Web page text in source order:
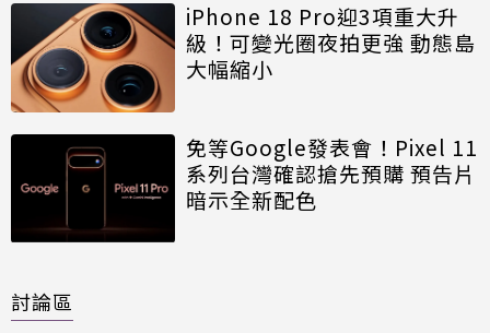
iPhone 18 Pro迎3項重大升
級！可變光圈夜拍更強 動態島
大幅縮小
免等Google發表會！Pixel 11
系列台灣確認搶先預購 預告片
暗示全新配色
討論區